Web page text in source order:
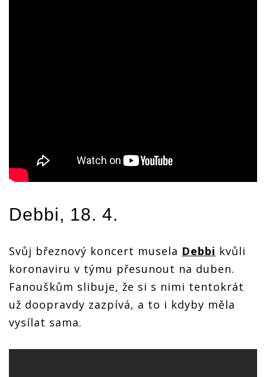
Debbi, 18. 4.
Svůj březnový koncert musela Debbi kvůli
koronaviru v týmu přesunout na duben.
Fanouškům slibuje, že si s nimi tentokrát
už doopravdy zazpívá, a to i kdyby měla
vysílat sama.